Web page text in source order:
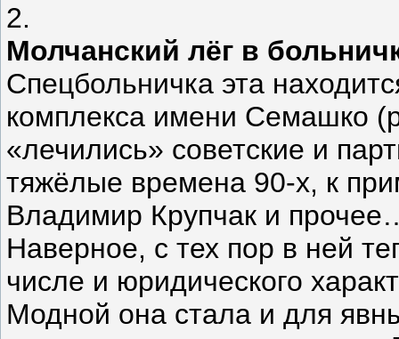
2.
Молчанский лёг в
Спецбольничка эта
комплекса имени Семашко
«лечились» советские и
тяжёлые времена 90-х, к
Владимир Крупчак и
Наверное, с тех пор в ней
числе и юридического
Модной она стала и для